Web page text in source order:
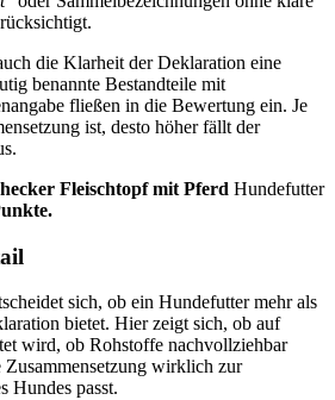
die Klarheit der Deklaration eine
benannte Bestandteile mit
fließen in die Bewertung ein. Je
ist, desto höher fällt der
Fleischtopf mit Pferd Hundefutter
sich, ob ein Hundefutter mehr als
bietet. Hier zeigt sich, ob auf
wird, ob Rohstoffe nachvollziehbar
wirklich zur
Hundes passt.